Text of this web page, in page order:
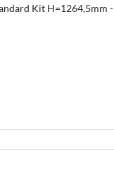
Kit H=1264,5mm -